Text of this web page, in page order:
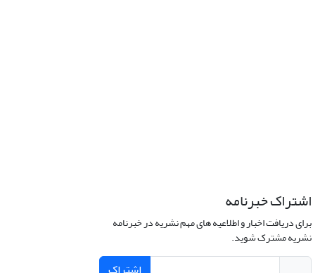
اشتراک خبرنامه
برای دریافت اخبار و اطلاعیه های مهم نشریه در خبرنامه
نشریه مشترک شوید.